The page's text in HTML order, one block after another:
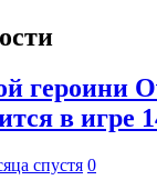
героини
в игре
спустя 0